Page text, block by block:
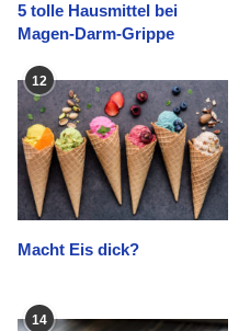
5 tolle Hausmittel bei
Magen-Darm-Grippe
12
Macht Eis dick?
14